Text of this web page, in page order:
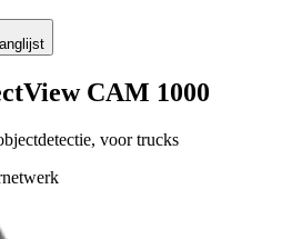
CAM 1000
voor trucks